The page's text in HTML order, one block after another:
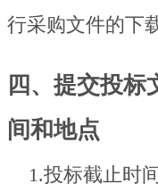
行采购文件的下
四、提交投标
间和地点
1.投标截止时